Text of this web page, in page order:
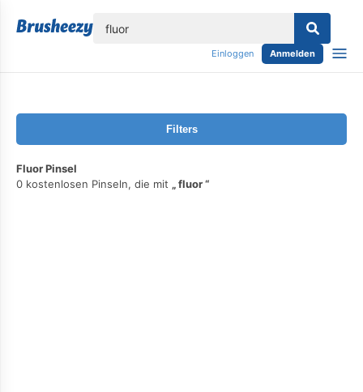
Einloggen Anmelden
Filters
Fluor Pinsel
0 kostenlosen Pinseln, die mit
fluor